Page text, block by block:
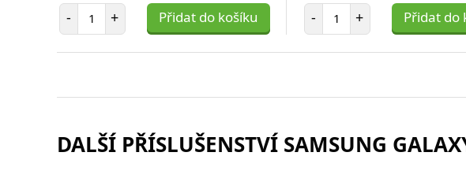
- Počet položek
+ Přidat do košíku - Počet položek
+ Přidat do
DALŠÍ PŘÍSLUŠENSTVÍ SAMSUNG